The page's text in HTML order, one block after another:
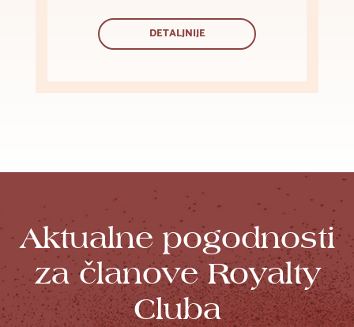
DETALJNIJE
Aktualne pogodnosti
za članove Royalty
Cluba